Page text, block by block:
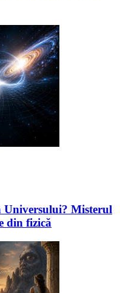
Universului? Misterul
din fizică